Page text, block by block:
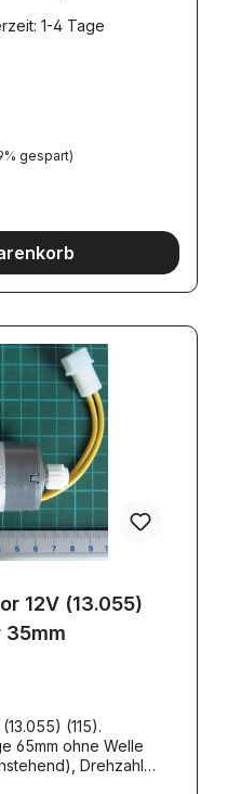
1-4 Tage
gespart)
12V (13.055)
35mm
(115).
65mm ohne Welle
Drehzahl